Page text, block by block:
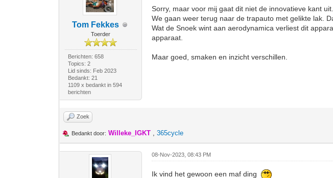
Tom Fekkes
Toerder
Berichten: 658
Topics: 2
Lid sinds: Feb 2023
Bedankt: 21
1109 x bedankt in 594
berichten
Sorry, maar voor mij gaat dit niet de innovatieve kant uit.
We gaan weer terug naar de trapauto met gelikte lak.
Wat de Snoek wint aan aerodynamica verliest dit
apparaat.
Maar goed, smaken en inzicht verschillen.
Zoek
Bedankt door: Willeke_IGKT ,365cycle
08-Nov-2023, 08:43 PM
Ik vind het gewoon een maf ding